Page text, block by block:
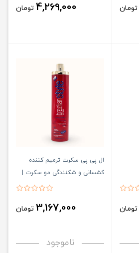
تومان 4,269,000 تومان
تومان
ال پی پی سکرت ترمیم کننده
کشسانی و شکنندگی مو سکرت |
3,167,000 تومان
ناموجود